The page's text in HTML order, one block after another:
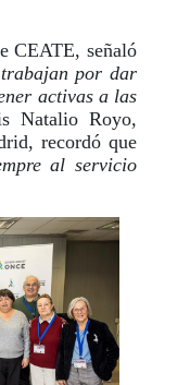
CEATE, señaló
trabajan por dar
activas a las
Natalio Royo,
recordó que
al servicio